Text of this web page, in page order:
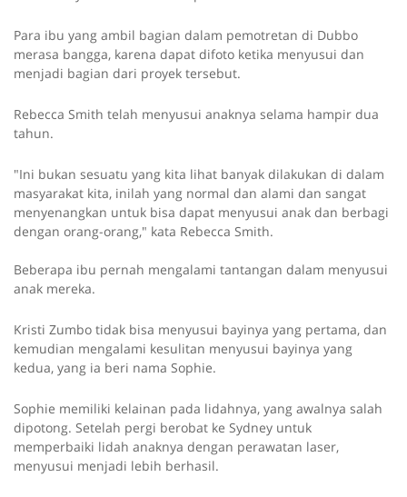
Para ibu yang ambil bagian dalam pemotretan di Dubbo
merasa bangga, karena dapat difoto ketika menyusui dan
menjadi bagian dari proyek tersebut.
Rebecca Smith telah menyusui anaknya selama hampir dua
tahun.
"Ini bukan sesuatu yang kita lihat banyak dilakukan di dalam
masyarakat kita, inilah yang normal dan alami dan sangat
menyenangkan untuk bisa dapat menyusui anak dan berbagi
dengan orang-orang," kata Rebecca Smith.
Beberapa ibu pernah mengalami tantangan dalam menyusui
anak mereka.
Kristi Zumbo tidak bisa menyusui bayinya yang pertama, dan
kemudian mengalami kesulitan menyusui bayinya yang
kedua, yang ia beri nama Sophie.
Sophie memiliki kelainan pada lidahnya, yang awalnya salah
dipotong. Setelah pergi berobat ke Sydney untuk
memperbaiki lidah anaknya dengan perawatan laser,
menyusui menjadi lebih berhasil.